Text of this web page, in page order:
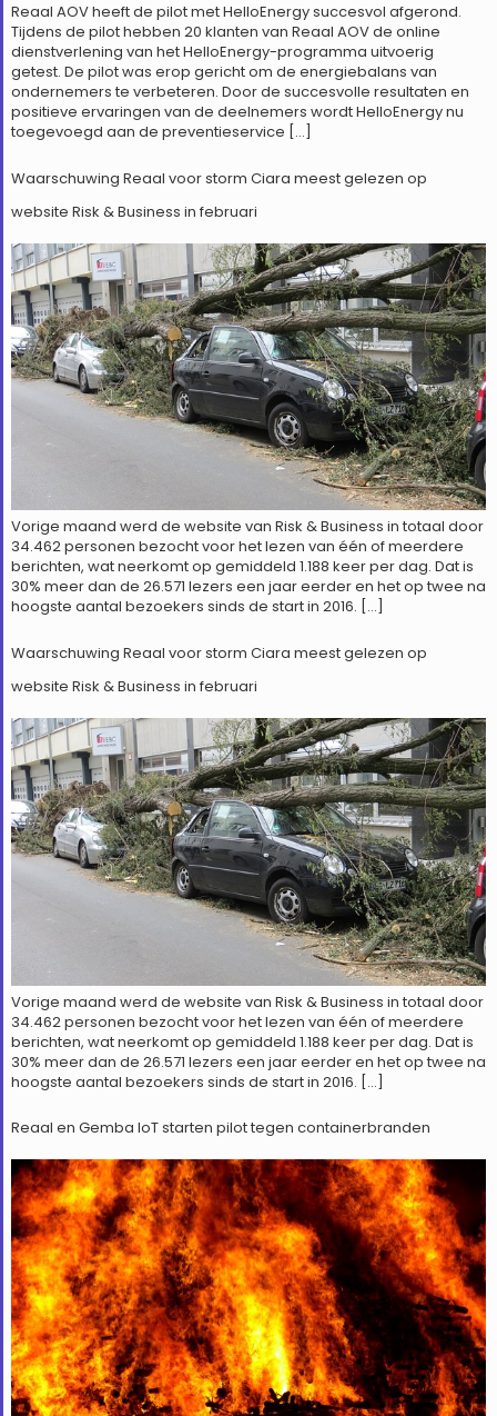
Reaal AOV heeft de pilot met HelloEnergy succesvol afgerond.
Tijdens de pilot hebben 20 klanten van Reaal AOV de online
dienstverlening van het HelloEnergy-programma uitvoerig
getest. De pilot was erop gericht om de energiebalans van
ondernemers te verbeteren. Door de succesvolle resultaten en
positieve ervaringen van de deelnemers wordt HelloEnergy nu
toegevoegd aan de preventieservice […]
Waarschuwing Reaal voor storm Ciara meest gelezen op
website Risk & Business in februari
Vorige maand werd de website van Risk & Business in totaal door
34.462 personen bezocht voor het lezen van één of meerdere
berichten, wat neerkomt op gemiddeld 1.188 keer per dag. Dat is
30% meer dan de 26.571 lezers een jaar eerder en het op twee na
hoogste aantal bezoekers sinds de start in 2016. […]
Waarschuwing Reaal voor storm Ciara meest gelezen op
website Risk & Business in februari
Vorige maand werd de website van Risk & Business in totaal door
34.462 personen bezocht voor het lezen van één of meerdere
berichten, wat neerkomt op gemiddeld 1.188 keer per dag. Dat is
30% meer dan de 26.571 lezers een jaar eerder en het op twee na
hoogste aantal bezoekers sinds de start in 2016. […]
Reaal en Gemba IoT starten pilot tegen containerbranden